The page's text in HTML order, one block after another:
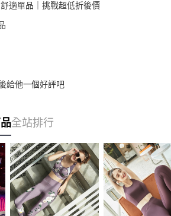
舒適單品｜挑戰超低折後價
給他一個好評吧
全站排行